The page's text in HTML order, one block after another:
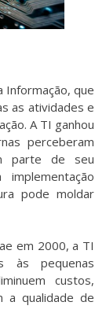
Informação, que
as atividades e
A TI ganhou
perceberam
parte de seu
pode moldar
em 2000, a TI
às pequenas
custos,
a qualidade de